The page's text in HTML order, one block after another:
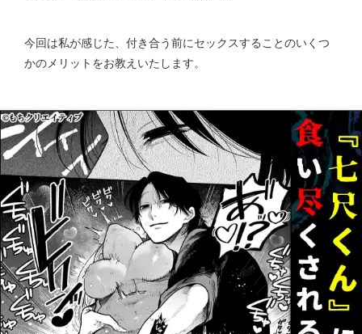
今回は私が感じた、付き合う前にセックスすることのいくつ
かのメリットをお教えいたします。